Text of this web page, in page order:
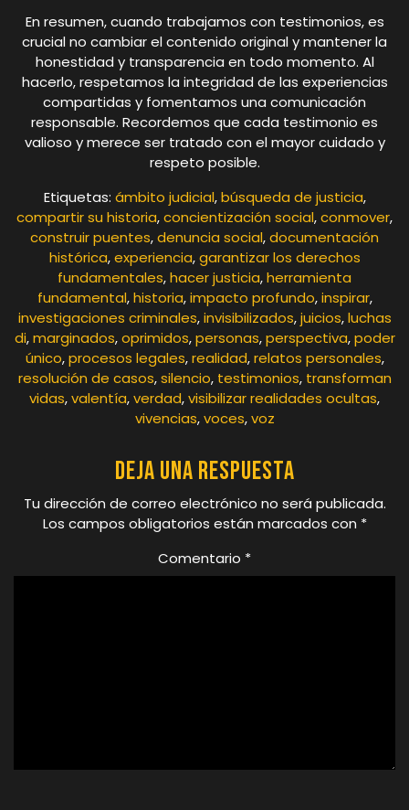
En resumen, cuando trabajamos con testimonios, es
crucial no cambiar el contenido original y mantener la
honestidad y transparencia en todo momento. Al
hacerlo, respetamos la integridad de las experiencias
compartidas y fomentamos una comunicación
responsable. Recordemos que cada testimonio es
valioso y merece ser tratado con el mayor cuidado y
respeto posible.
Etiquetas: ámbito judicial,búsqueda de justicia,
compartir su historia,concientización social,conmover,
construir puentes,denuncia social,documentación
histórica,experiencia,garantizar los derechos
fundamentales,hacer justicia,herramienta
fundamental,historia,impacto profundo,inspirar,
investigaciones criminales,invisibilizados,juicios,luchas
di,marginados,oprimidos,personas,perspectiva,poder
único,procesos legales,realidad,relatos personales,
resolución de casos,silencio, testimonios, transforman
vidas,valentía,verdad,visibilizar realidades ocultas,
vivencias,voces,voz
Deja una respuesta
Tu dirección de correo electrónico no será publicada.
Los campos obligatorios están marcados con *
Comentario *